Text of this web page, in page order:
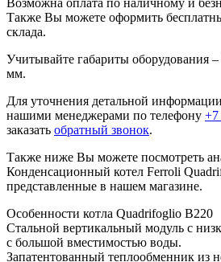
Также Вы можете оформить
склада.
Учитывайте габариты оборудования
мм.
Для уточнения детальной
нашими менеджерами по телефону +7
заказать обратный звонок.
Также ниже Вы можете посмотреть
Конденсационный котел Ferroli
представленные в нашем магазине.
Особенности котла Quadrifoglio B220
Стальной вертикальный модуль с
с большой вместимостью воды.
Запатентованный теплообменник из